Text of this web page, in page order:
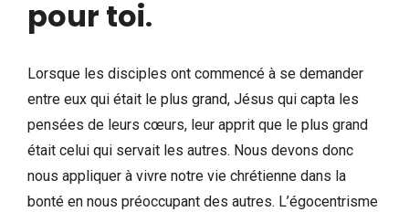
pour toi.
Lorsque les disciples ont commencé à se demander
entre eux qui était le plus grand, Jésus qui capta les
pensées de leurs cœurs, leur apprit que le plus grand
était celui qui servait les autres. Nous devons donc
nous appliquer à vivre notre vie chrétienne dans la
bonté en nous préoccupant des autres. L’égocentrisme